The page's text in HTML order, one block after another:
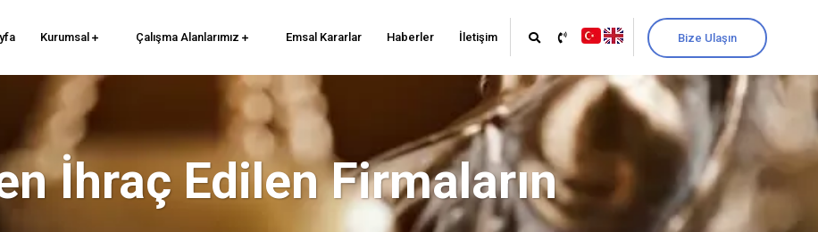
Kurumsal Çalışma Alanlarımız Emsal Kararlar Haberler İletişim Bize Ulaşın
İhraç Edilen Firmaların